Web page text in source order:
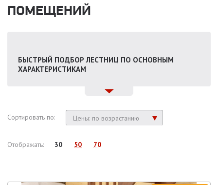
ПОМЕЩЕНИЙ
БЫСТРЫЙ ПОДБОР ЛЕСТНИЦ ПО ОСНОВНЫМ
ХАРАКТЕРИСТИКАМ
Сортировать по: Цены: по возрастанию
Отображать: 30 50 70